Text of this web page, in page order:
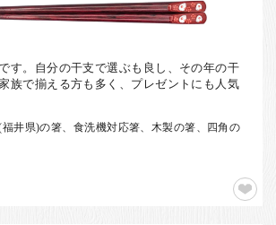
す。自分の干支で選ぶも良し、その年の干
族で揃える方も多く、プレゼントにも人気
井県)の箸、食洗機対応箸、木製の箸、四角の